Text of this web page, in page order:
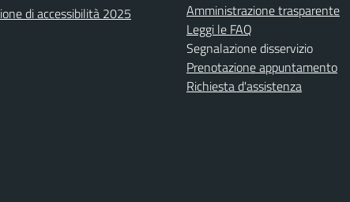
di accessibilità 2025
Amministrazione trasparente
Leggi le FAQ
Segnalazione disservizio
Prenotazione appuntamento
Richiesta d'assistenza